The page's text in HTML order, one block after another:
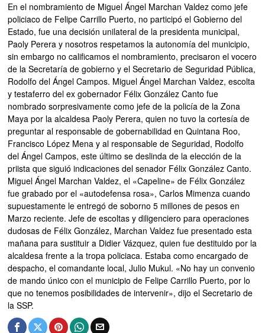
En el nombramiento de Miguel Ángel Marchan Valdez como jefe
policiaco de Felipe Carrillo Puerto, no participó el Gobierno del
Estado, fue una decisión unilateral de la presidenta municipal,
Paoly Perera y nosotros respetamos la autonomía del municipio,
sin embargo no calificamos el nombramiento, precisaron el vocero
de la Secretaría de gobierno y el Secretario de Seguridad Pública,
Rodolfo del Ángel Campos. Miguel Ángel Marchan Valdez, escolta
y testaferro del ex gobernador Félix González Canto fue
nombrado sorpresivamente como jefe de la policía de la Zona
Maya por la alcaldesa Paoly Perera, quien no tuvo la cortesía de
preguntar al responsable de gobernabilidad en Quintana Roo,
Francisco López Mena y al responsable de Seguridad, Rodolfo
del Ángel Campos, este último se deslinda de la elección de la
priista que siguió indicaciones del senador Félix González Canto.
Miguel Ángel Marchan Valdez, el «Capeline» de Félix González
fue grabado por el «autodefensa rosa», Carlos Mimenza cuando
supuestamente le entregó de soborno 5 millones de pesos en
Marzo reciente. Jefe de escoltas y diligenciero para operaciones
dudosas de Félix González, Marchan Valdez fue presentado esta
mañana para sustituir a Didier Vázquez, quien fue destituido por la
alcaldesa frente a la tropa policiaca. Estaba como encargado de
despacho, el comandante local, Julio Mukul. «No hay un convenio
de mando único con el municipio de Felipe Carrillo Puerto, por lo
que no tenemos posibilidades de intervenir», dijo el Secretario de
la SSP.